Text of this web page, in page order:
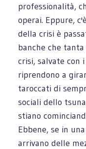
professionalità,
operai. Eppure,
della crisi è
banche che
crisi, salvate con
riprendono a
taroccati di
sociali dello
stiano
Ebbene, se in
arrivano delle